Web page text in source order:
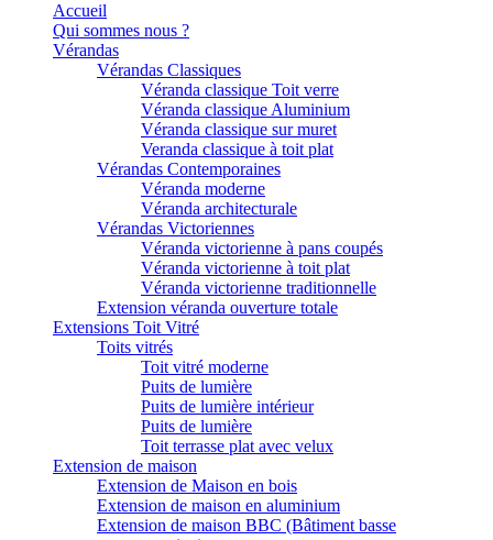
Accueil
Qui sommes nous ?
Vérandas
Vérandas Classiques
Véranda classique Toit verre
Véranda classique Aluminium
Véranda classique sur muret
Veranda classique à toit plat
Vérandas Contemporaines
Véranda moderne
Véranda architecturale
Vérandas Victoriennes
Véranda victorienne à pans coupés
Véranda victorienne à toit plat
Véranda victorienne traditionnelle
Extension véranda ouverture totale
Extensions Toit Vitré
Toits vitrés
Toit vitré moderne
Puits de lumière
Puits de lumière intérieur
Puits de lumière
Toit terrasse plat avec velux
Extension de maison
Extension de Maison en bois
Extension de maison en aluminium
Extension de maison BBC (Bâtiment basse